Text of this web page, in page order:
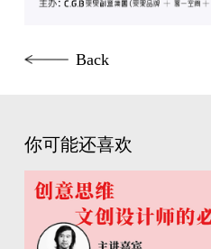
Back
你可能还喜欢